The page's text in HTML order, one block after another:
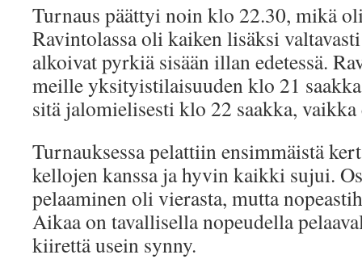
Turnaus päättyi noin klo 22.30, mikä
Ravintolassa oli kaiken lisäksi
alkoivat pyrkiä sisään illan edetessä.
meille yksityistilaisuuden klo 21
sitä jalomielisesti klo 22 saakka, vaikka
Turnauksessa pelattiin ensimmäistä
kellojen kanssa ja hyvin kaikki sujui.
pelaaminen oli vierasta, mutta
Aikaa on tavallisella nopeudella
kiirettä usein synny.